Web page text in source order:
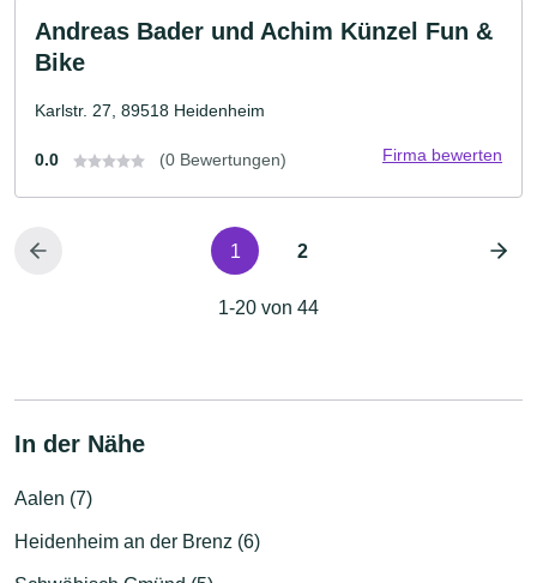
Andreas Bader und Achim Künzel Fun &
Bike
Karlstr. 27, 89518 Heidenheim
0.0 (0 Bewertungen) Firma bewerten
1 2
1-20 von 44
In der Nähe
Aalen (7)
Heidenheim an der Brenz (6)